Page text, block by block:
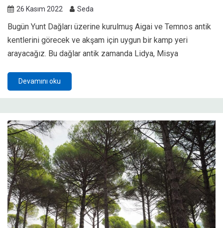
26 Kasım 2022 Seda
Bugün Yunt Dağları üzerine kurulmuş Aigai ve Temnos antik
kentlerini görecek ve akşam için uygun bir kamp yeri
arayacağız. Bu dağlar antik zamanda Lidya, Misya
Devamını oku